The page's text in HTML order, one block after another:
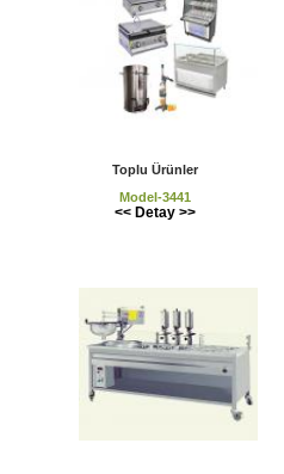
Toplu Ürünler
Model-3441
<< Detay >>